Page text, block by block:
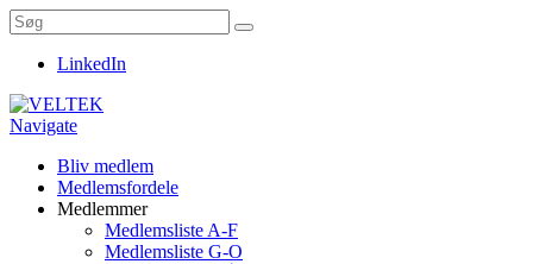
LinkedIn
Navigate
Bliv medlem
Medlemsfordele
Medlemmer
Medlemsliste A-F
Medlemsliste G-O